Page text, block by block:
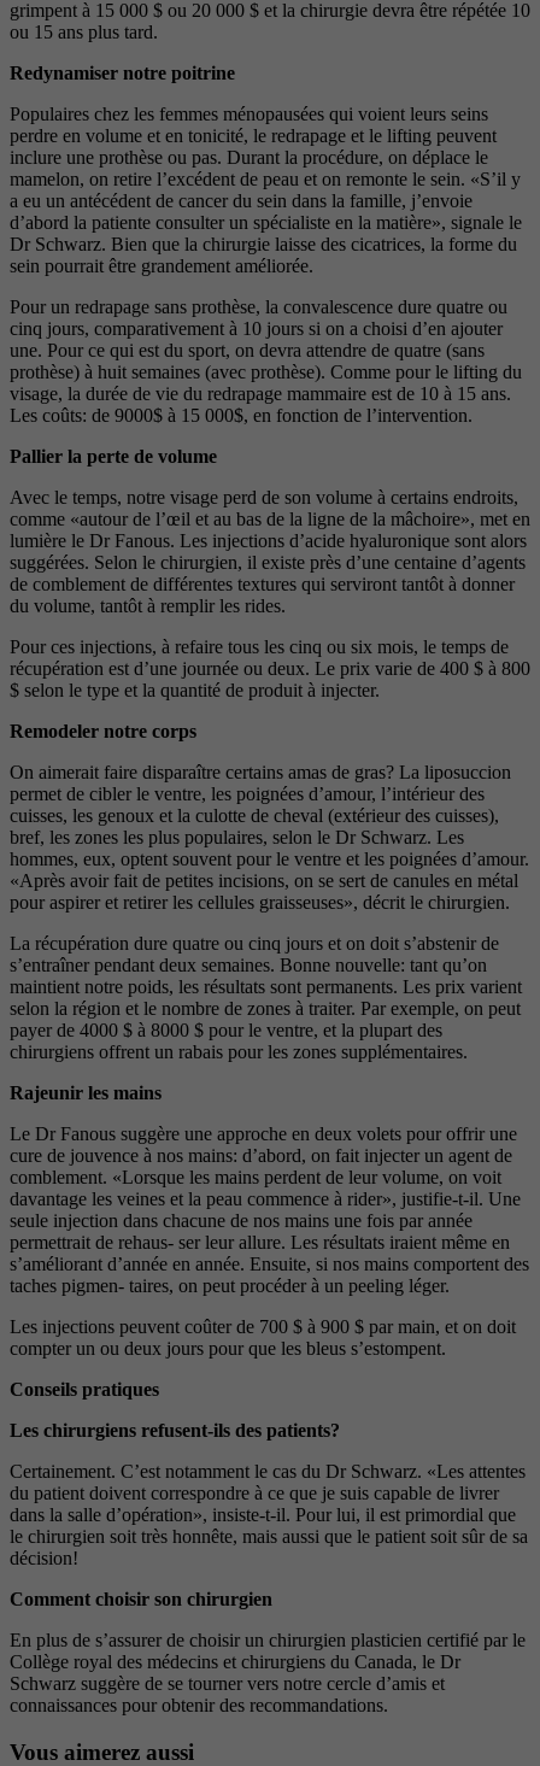
grimpent à 15 000 $ ou 20 000 $ et la chirurgie devra être répétée 10
ou 15 ans plus tard.
Redynamiser notre poitrine
Populaires chez les femmes ménopausées qui voient leurs seins
perdre en volume et en tonicité, le redrapage et le lifting peuvent
inclure une prothèse ou pas. Durant la procédure, on déplace le
mamelon, on retire l’excédent de peau et on remonte le sein. «S’il y
a eu un antécédent de cancer du sein dans la famille, j’envoie
d’abord la patiente consulter un spécialiste en la matière», signale le
Dr Schwarz. Bien que la chirurgie laisse des cicatrices, la forme du
sein pourrait être grandement améliorée.
Pour un redrapage sans prothèse, la convalescence dure quatre ou
cinq jours, comparativement à 10 jours si on a choisi d’en ajouter
une. Pour ce qui est du sport, on devra attendre de quatre (sans
prothèse) à huit semaines (avec prothèse). Comme pour le lifting du
visage, la durée de vie du redrapage mammaire est de 10 à 15 ans.
Les coûts: de 9000$ à 15 000$, en fonction de l’intervention.
Pallier la perte de volume
Avec le temps, notre visage perd de son volume à certains endroits,
comme «autour de l’œil et au bas de la ligne de la mâchoire», met en
lumière le Dr Fanous. Les injections d’acide hyaluronique sont alors
suggérées. Selon le chirurgien, il existe près d’une centaine d’agents
de comblement de différentes textures qui serviront tantôt à donner
du volume, tantôt à remplir les rides.
Pour ces injections, à refaire tous les cinq ou six mois, le temps de
récupération est d’une journée ou deux. Le prix varie de 400 $ à 800
$ selon le type et la quantité de produit à injecter.
Remodeler notre corps
On aimerait faire disparaître certains amas de gras? La liposuccion
permet de cibler le ventre, les poignées d’amour, l’intérieur des
cuisses, les genoux et la culotte de cheval (extérieur des cuisses),
bref, les zones les plus populaires, selon le Dr Schwarz. Les
hommes, eux, optent souvent pour le ventre et les poignées d’amour.
«Après avoir fait de petites incisions, on se sert de canules en métal
pour aspirer et retirer les cellules graisseuses», décrit le chirurgien.
La récupération dure quatre ou cinq jours et on doit s’abstenir de
s’entraîner pendant deux semaines. Bonne nouvelle: tant qu’on
maintient notre poids, les résultats sont permanents. Les prix varient
selon la région et le nombre de zones à traiter. Par exemple, on peut
payer de 4000 $ à 8000 $ pour le ventre, et la plupart des
chirurgiens offrent un rabais pour les zones supplémentaires.
Rajeunir les mains
Le Dr Fanous suggère une approche en deux volets pour offrir une
cure de jouvence à nos mains: d’abord, on fait injecter un agent de
comblement. «Lorsque les mains perdent de leur volume, on voit
davantage les veines et la peau commence à rider», justifie-t-il. Une
seule injection dans chacune de nos mains une fois par année
permettrait de rehaus- ser leur allure. Les résultats iraient même en
s’améliorant d’année en année. Ensuite, si nos mains comportent des
taches pigmen- taires, on peut procéder à un peeling léger.
Les injections peuvent coûter de 700 $ à 900 $ par main, et on doit
compter un ou deux jours pour que les bleus s’estompent.
Conseils pratiques
Les chirurgiens refusent-ils des patients?
Certainement. C’est notamment le cas du Dr Schwarz. «Les attentes
du patient doivent correspondre à ce que je suis capable de livrer
dans la salle d’opération», insiste-t-il. Pour lui, il est primordial que
le chirurgien soit très honnête, mais aussi que le patient soit sûr de sa
décision!
Comment choisir son chirurgien
En plus de s’assurer de choisir un chirurgien plasticien certifié par le
Collège royal des médecins et chirurgiens du Canada, le Dr
Schwarz suggère de se tourner vers notre cercle d’amis et
connaissances pour obtenir des recommandations.
Vous aimerez aussi